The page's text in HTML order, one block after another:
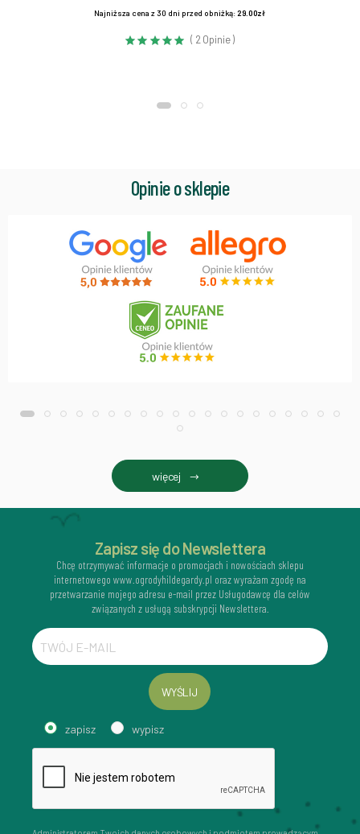
Najniższa cena z 30 dni przed obniżką:29.00zł
( 2 Opinie )
Opinie o sklepie
więcej
Zapisz się do Newslettera
Chcę otrzymywać informacje o promocjach i nowościach sklepu
internetowego www.ogrodyhildegardy.pl oraz wyrażam zgodę na
przetwarzanie mojego adresu e-mail przez Usługodawcę dla celów
związanych z usługą subskrypcji Newslettera.
WYŚLIJ
zapisz wypisz